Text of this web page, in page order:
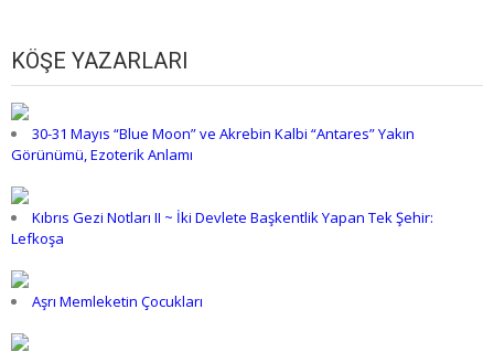
KÖŞE YAZARLARI
30-31 Mayıs “Blue Moon” ve Akrebin Kalbi “Antares” Yakın
Görünümü, Ezoterik Anlamı
Kıbrıs Gezi Notları II ~ İki Devlete Başkentlik Yapan Tek Şehir:
Lefkoşa
Aşrı Memleketin Çocukları